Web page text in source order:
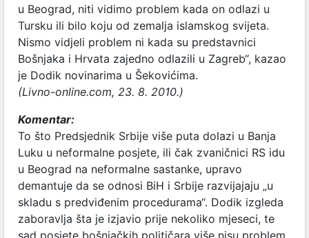
u Beograd, niti vidimo problem kada on odlazi u
Tursku ili bilo koju od zemalja islamskog svijeta.
Nismo vidjeli problem ni kada su predstavnici
Bošnjaka i Hrvata zajedno odlazili u Zagreb“, kazao
je Dodik novinarima u Šekovićima.
(Livno-online.com, 23. 8. 2010.)
Komentar:
To što Predsjednik Srbije više puta dolazi u Banja
Luku u neformalne posjete, ili čak zvaničnici RS idu
u Beograd na neformalne sastanke, upravo
demantuje da se odnosi BiH i Srbije razvijajaju „u
skladu s predviđenim procedurama“. Dodik izgleda
zaboravlja šta je izjavio prije nekoliko mjeseci, te
sad posjete bošnjačkih političara više nisu problem.